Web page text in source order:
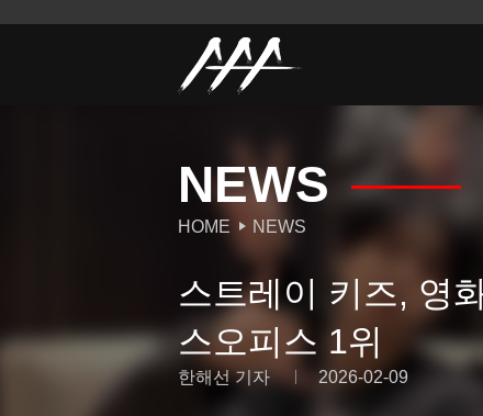
NEWS
HOME NEWS
스트레이 키즈, 영
스오피스 1위
한해선 기자 2026-02-09